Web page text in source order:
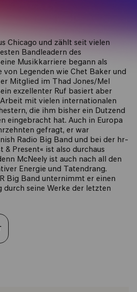
Chicago und zählt seit vielen
Bandleadern des
Musikkarriere begann als
Legenden wie Chet Baker und
er Mitglied im Thad Jones/Mel
exzellenter Ruf basiert aber
mit vielen internationalen
die ihm bisher ein Dutzend
eingebracht hat. Auch in Europa
gefragt, er war
Radio Big Band und bei der hr-
& Present« ist also durchaus
McNeely ist auch nach all den
Energie und Tatendrang.
Big Band unternimmt er einen
durch seine Werke der letzten